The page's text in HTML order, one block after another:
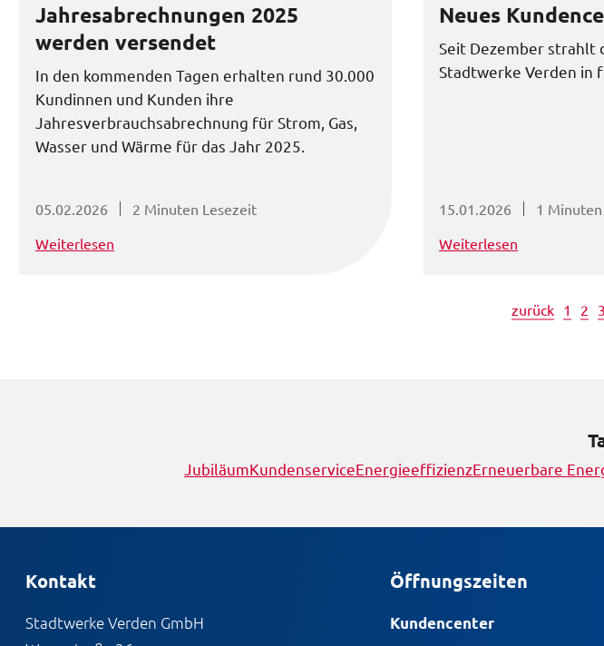
Jahresabrechnungen 2025
werden versendet
In den kommenden Tagen erhalten rund 30.000
Kundinnen und Kunden ihre
Jahresverbrauchsabrechnung für Strom, Gas,
Wasser und Wärme für das Jahr 2025.
05.02.2026
2 Minuten Lesezeit
Weiterlesen
Neues
Seit Dezember strahlt
Stadtwerke Verden in
15.01.2026
1
Weiterlesen
zurück 1 2 3
JubiläumKundenserviceEnergieeffizienzErneuerbare
Kontakt
Stadtwerke Verden GmbH
Öffnungszeiten
Kundencenter